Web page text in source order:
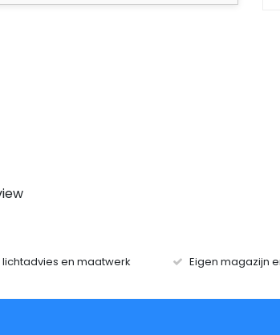
lichtadvies en maatwerk Eigen magazijn